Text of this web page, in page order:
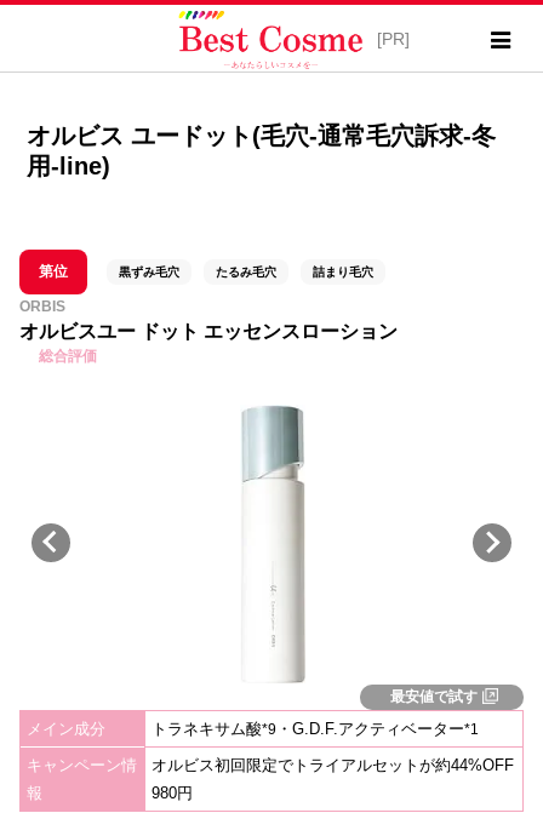
オルビス ユードット(毛穴-通常毛穴訴求-冬
用-line)
第位 黒ずみ毛穴 たるみ毛穴 詰まり毛穴
ORBIS
オルビスユー ドット エッセンスローション
総合評価
最安値で試す
メイン成分 トラネキサム酸*9 ・G.D.F.アクティベーター*1
キャンペーン情
報
オルビス初回限定でトライアルセットが約44%OFF
980円